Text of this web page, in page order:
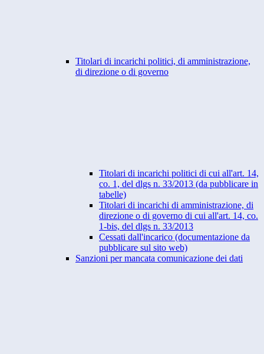
Titolari di incarichi politici, di amministrazione,
di direzione o di governo
Titolari di incarichi politici di cui all'art. 14,
co. 1, del dlgs n. 33/2013 (da pubblicare in
tabelle)
Titolari di incarichi di amministrazione, di
direzione o di governo di cui all'art. 14, co.
1-bis, del dlgs n. 33/2013
Cessati dall'incarico (documentazione da
pubblicare sul sito web)
Sanzioni per mancata comunicazione dei dati